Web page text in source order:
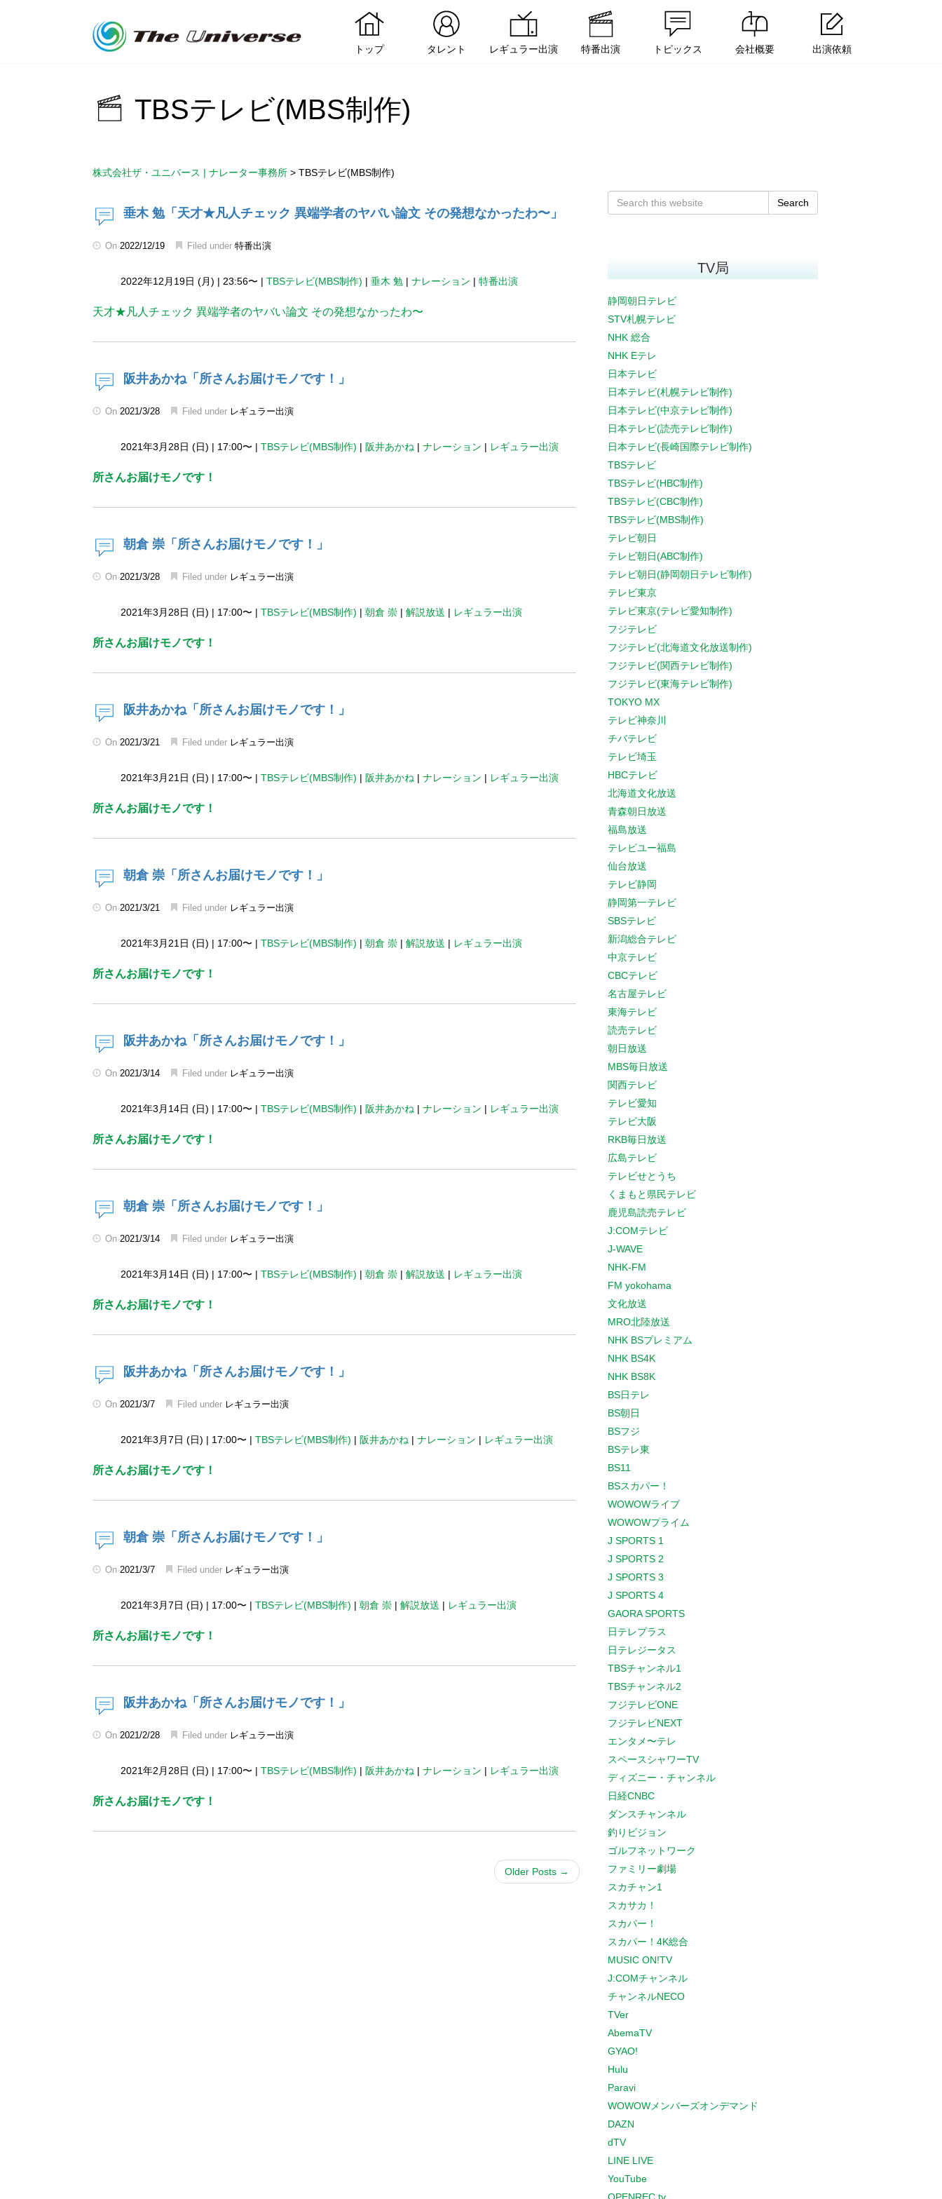
トップ タレント レギュラー出演 特番出演 トピックス 会社概要 出演依頼
TBSテレビ(MBS制作)
株式会社ザ・ユニバース | ナレーター事務所 > TBSテレビ(MBS制作)
垂木 勉「天才★凡人チェック 異端学者のヤバい論文 その発想なかったわ〜」
On 2022/12/19 Filed under 特番出演
2022年12月19日 (月) | 23:56〜 | TBSテレビ(MBS制作) | 垂木 勉 | ナレーション | 特番出演
天才★凡人チェック 異端学者のヤバい論文 その発想なかったわ〜
阪井あかね「所さんお届けモノです！」
On 2021/3/28 Filed under レギュラー出演
2021年3月28日 (日) | 17:00〜 | TBSテレビ(MBS制作) | 阪井あかね | ナレーション | レギュラー出演
所さんお届けモノです！
朝倉 崇「所さんお届けモノです！」
On 2021/3/28 Filed under レギュラー出演
2021年3月28日 (日) | 17:00〜 | TBSテレビ(MBS制作) | 朝倉 崇 | 解説放送 | レギュラー出演
所さんお届けモノです！
阪井あかね「所さんお届けモノです！」
On 2021/3/21 Filed under レギュラー出演
2021年3月21日 (日) | 17:00〜 | TBSテレビ(MBS制作) | 阪井あかね | ナレーション | レギュラー出演
所さんお届けモノです！
朝倉 崇「所さんお届けモノです！」
On 2021/3/21 Filed under レギュラー出演
2021年3月21日 (日) | 17:00〜 | TBSテレビ(MBS制作) | 朝倉 崇 | 解説放送 | レギュラー出演
所さんお届けモノです！
阪井あかね「所さんお届けモノです！」
On 2021/3/14 Filed under レギュラー出演
2021年3月14日 (日) | 17:00〜 | TBSテレビ(MBS制作) | 阪井あかね | ナレーション | レギュラー出演
所さんお届けモノです！
朝倉 崇「所さんお届けモノです！」
On 2021/3/14 Filed under レギュラー出演
2021年3月14日 (日) | 17:00〜 | TBSテレビ(MBS制作) | 朝倉 崇 | 解説放送 | レギュラー出演
所さんお届けモノです！
阪井あかね「所さんお届けモノです！」
On 2021/3/7 Filed under レギュラー出演
2021年3月7日 (日) | 17:00〜 | TBSテレビ(MBS制作) | 阪井あかね | ナレーション | レギュラー出演
所さんお届けモノです！
朝倉 崇「所さんお届けモノです！」
On 2021/3/7 Filed under レギュラー出演
2021年3月7日 (日) | 17:00〜 | TBSテレビ(MBS制作) | 朝倉 崇 | 解説放送 | レギュラー出演
所さんお届けモノです！
阪井あかね「所さんお届けモノです！」
On 2021/2/28 Filed under レギュラー出演
2021年2月28日 (日) | 17:00〜 | TBSテレビ(MBS制作) | 阪井あかね | ナレーション | レギュラー出演
所さんお届けモノです！
Older Posts →
Search
TV局
静岡朝日テレビ
STV札幌テレビ
NHK 総合
NHK Eテレ
日本テレビ
日本テレビ(札幌テレビ制作)
日本テレビ(中京テレビ制作)
日本テレビ(読売テレビ制作)
日本テレビ(長崎国際テレビ制作)
TBSテレビ
TBSテレビ(HBC制作)
TBSテレビ(CBC制作)
TBSテレビ(MBS制作)
テレビ朝日
テレビ朝日(ABC制作)
テレビ朝日(静岡朝日テレビ制作)
テレビ東京
テレビ東京(テレビ愛知制作)
フジテレビ
フジテレビ(北海道文化放送制作)
フジテレビ(関西テレビ制作)
フジテレビ(東海テレビ制作)
TOKYO MX
テレビ神奈川
チバテレビ
テレビ埼玉
HBCテレビ
北海道文化放送
青森朝日放送
福島放送
テレビユー福島
仙台放送
テレビ静岡
静岡第一テレビ
SBSテレビ
新潟総合テレビ
中京テレビ
CBCテレビ
名古屋テレビ
東海テレビ
読売テレビ
朝日放送
MBS毎日放送
関西テレビ
テレビ愛知
テレビ大阪
RKB毎日放送
広島テレビ
テレビせとうち
くまもと県民テレビ
鹿児島読売テレビ
J:COMテレビ
J-WAVE
NHK-FM
FM yokohama
文化放送
MRO北陸放送
NHK BSプレミアム
NHK BS4K
NHK BS8K
BS日テレ
BS朝日
BSフジ
BSテレ東
BS11
BSスカパー！
WOWOWライブ
WOWOWプライム
J SPORTS 1
J SPORTS 2
J SPORTS 3
J SPORTS 4
GAORA SPORTS
日テレプラス
日テレジータス
TBSチャンネル1
TBSチャンネル2
フジテレビONE
フジテレビNEXT
エンタメ〜テレ
スペースシャワーTV
ディズニー・チャンネル
日経CNBC
ダンスチャンネル
釣りビジョン
ゴルフネットワーク
ファミリー劇場
スカチャン1
スカサカ！
スカパー！
スカパー！4K総合
MUSIC ON!TV
J:COMチャンネル
チャンネルNECO
TVer
AbemaTV
GYAO!
Hulu
Paravi
WOWOWメンバーズオンデマンド
DAZN
dTV
LINE LIVE
YouTube